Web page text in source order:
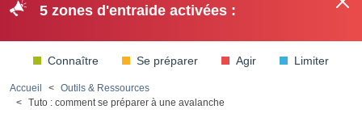
PrévEntraide
Ouvrir le menu
Connaître Se préparer Agir Limiter
Accueil
Outils & Ressources
Tuto : comment se préparer à une avalanche
5 zones d'entraide activées :